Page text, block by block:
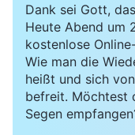
Dank sei Gott,
Heute Abend um
kostenlose
Wie man die
heißt und sich
befreit. Möchtest
Segen